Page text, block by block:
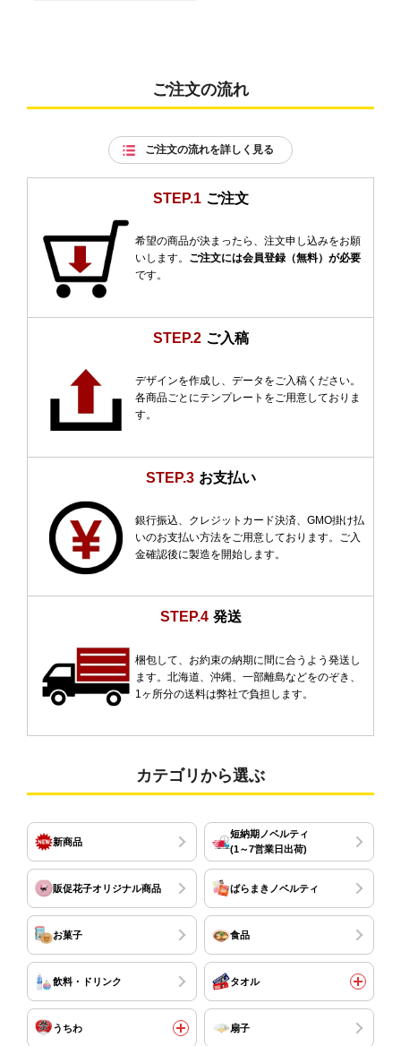
ご注文の流れ
ご注文の流れを詳しく見る
STEP.1 ご注文
希望の商品が決まったら、注文申し込みをお願
いします。 ご注文には会員登録（無料）が必要
です。
STEP.2 ご入稿
デザインを作成し、データをご入稿ください。
各商品ごとにテンプレートをご用意しておりま
す。
STEP.3 お支払い
銀行振込、クレジットカード決済、GMO掛け払
いのお支払い方法をご用意しております。ご入
金確認後に製造を開始します。
STEP.4 発送
梱包して、お約束の納期に間に合うよう発送し
ます。北海道、沖縄、一部離島などをのぞき、
1ヶ所分の送料は弊社で負担します。
カテゴリから選ぶ
新商品
短納期ノベルティ
(1～7営業日出荷)
販促花子オリジナル商品 ばらまきノベルティ
お菓子 食品
飲料・ドリンク タオル
うちわ 扇子